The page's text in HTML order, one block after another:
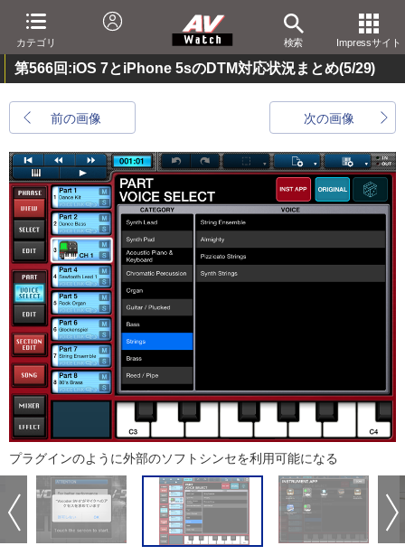
カテゴリ 検索 Impressサイト
第566回:iOS 7とiPhone 5sのDTM対応状況まとめ(5/29)
前の画像 次の画像
プラグインのように外部のソフトシンセを利用可能になる